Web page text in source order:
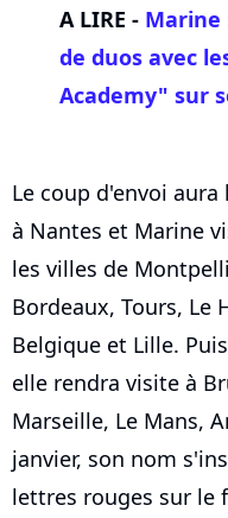
A LIRE - Marine
de duos avec
Academy" sur
Le coup d'envoi
à Nantes et Marine
les villes de
Bordeaux, Tours, Le
Belgique et Lille.
elle rendra visite à
Marseille, Le Mans,
janvier, son nom
lettres rouges sur le